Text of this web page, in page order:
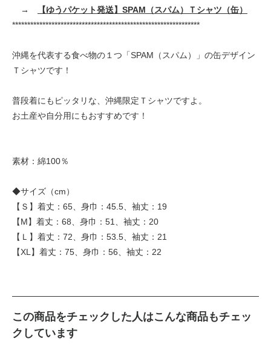
→
【ゆうパケット発送】SPAM（スパム）Ｔシャツ（缶）
**************************************************************
沖縄を代表する食べ物の１つ「SPAM（スパム）」の缶デザイン
Ｔシャツです！
普段着にもピッタリな、沖縄限定Ｔシャツですよ。
お土産や自分用にもおすすめです！
素材：綿100％
◆サイズ（cm）
【Ｓ】着丈：65、身巾：45.5、袖丈：19
【M】着丈：68、身巾：51、袖丈：20
【Ｌ】着丈：72、身巾：53.5、袖丈：21
【XL】着丈：75、身巾：56、袖丈：22
この商品をチェックした人はこんな商品もチェッ
クしています